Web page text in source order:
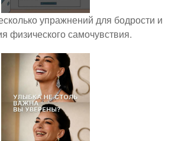
упражнений для бодрости и
физического самочувствия.